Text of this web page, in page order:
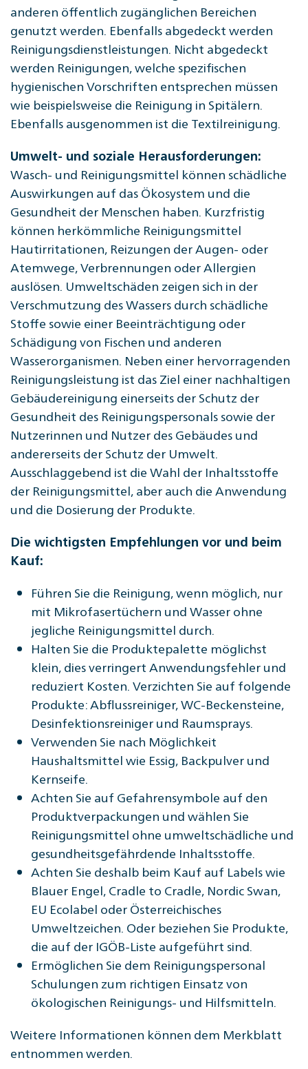
anderen öffentlich zugänglichen Bereichen
genutzt werden. Ebenfalls abgedeckt werden
Reinigungsdienstleistungen. Nicht abgedeckt
werden Reinigungen, welche spezifischen
hygienischen Vorschriften entsprechen müssen
wie beispielsweise die Reinigung in Spitälern.
Ebenfalls ausgenommen ist die Textilreinigung.
Umwelt- und soziale Herausforderungen:
Wasch- und Reinigungsmittel können schädliche
Auswirkungen auf das Ökosystem und die
Gesundheit der Menschen haben. Kurzfristig
können herkömmliche Reinigungsmittel
Hautirritationen, Reizungen der Augen- oder
Atemwege, Verbrennungen oder Allergien
auslösen. Umweltschäden zeigen sich in der
Verschmutzung des Wassers durch schädliche
Stoffe sowie einer Beeinträchtigung oder
Schädigung von Fischen und anderen
Wasserorganismen. Neben einer hervorragenden
Reinigungsleistung ist das Ziel einer nachhaltigen
Gebäudereinigung einerseits der Schutz der
Gesundheit des Reinigungspersonals sowie der
Nutzerinnen und Nutzer des Gebäudes und
andererseits der Schutz der Umwelt.
Ausschlaggebend ist die Wahl der Inhaltsstoffe
der Reinigungsmittel, aber auch die Anwendung
und die Dosierung der Produkte.
Die wichtigsten Empfehlungen vor und beim
Kauf:
Führen Sie die Reinigung, wenn möglich, nur
mit Mikrofasertüchern und Wasser ohne
jegliche Reinigungsmittel durch.
Halten Sie die Produktepalette möglichst
klein, dies verringert Anwendungsfehler und
reduziert Kosten. Verzichten Sie auf folgende
Produkte: Abflussreiniger, WC-Beckensteine,
Desinfektionsreiniger und Raumsprays.
Verwenden Sie nach Möglichkeit
Haushaltsmittel wie Essig, Backpulver und
Kernseife.
Achten Sie auf Gefahrensymbole auf den
Produktverpackungen und wählen Sie
Reinigungsmittel ohne umweltschädliche und
gesundheitsgefährdende Inhaltsstoffe.
Achten Sie deshalb beim Kauf auf Labels wie
Blauer Engel, Cradle to Cradle, Nordic Swan,
EU Ecolabel oder Österreichisches
Umweltzeichen. Oder beziehen Sie Produkte,
die auf der IGÖB-Liste aufgeführt sind.
Ermöglichen Sie dem Reinigungspersonal
Schulungen zum richtigen Einsatz von
ökologischen Reinigungs- und Hilfsmitteln.
Weitere Informationen können dem Merkblatt
entnommen werden.